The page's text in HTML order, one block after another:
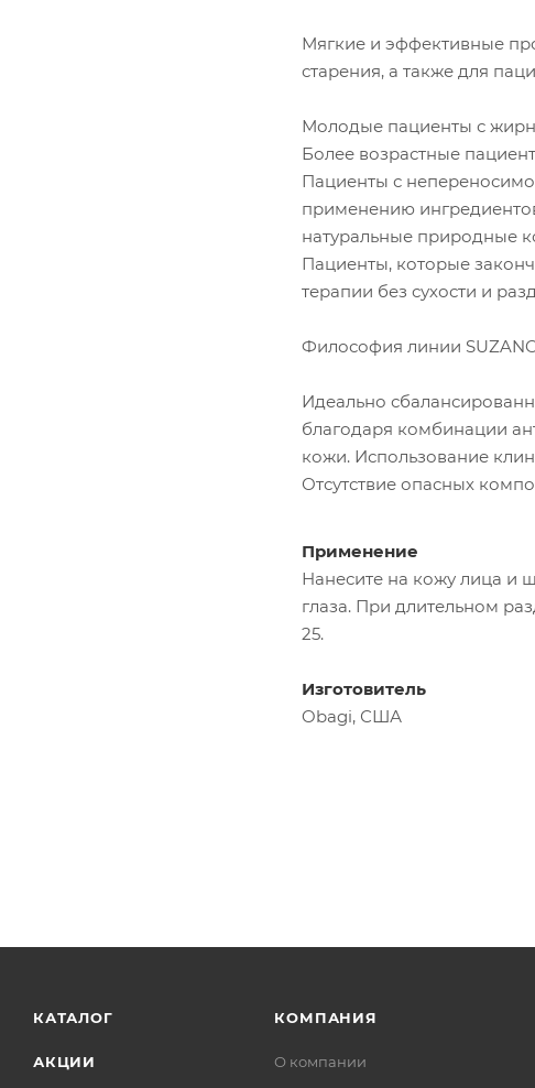
Мягкие и эффективные
старения, а также для
Молодые пациенты с
Более возрастные
Пациенты с
применению
натуральные природные
Пациенты, которые
терапии без сухости и
Философия линии
Идеально
благодаря комбинации
кожи. Использование
Отсутствие опасных
Применение
Нанесите на кожу лица и
глаза. При длительном
25.
Изготовитель
Obagi, США
КАТАЛОГ
АКЦИИ
КОМПАНИЯ
О компании